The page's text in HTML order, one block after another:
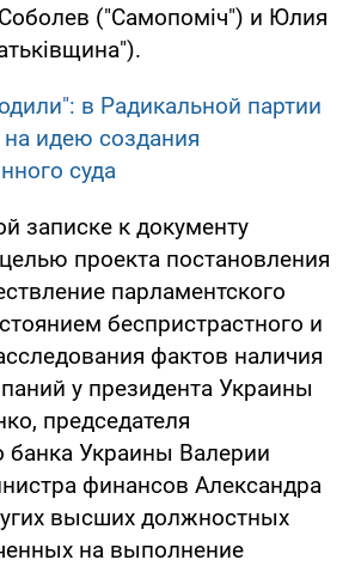
("Самопоміч") и Юлия
в Радикальной партии
идею создания
суда
записке к документу
проекта постановления
парламентского
беспристрастного и
фактов наличия
у президента Украины
председателя
банка Украины Валерии
финансов Александра
высших должностных
на выполнение